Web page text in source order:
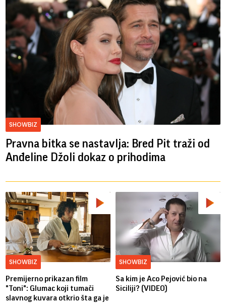
SHOWBIZ
Pravna bitka se nastavlja: Bred ​​Pit traži od
Anđeline Džoli dokaz o prihodima
SHOWBIZ
Premijerno prikazan film
"Toni": Glumac koji tumači
slavnog kuvara otkrio šta ga je
SHOWBIZ
Sa kim je Aco Pejović bio na
Siciliji? (VIDEO)